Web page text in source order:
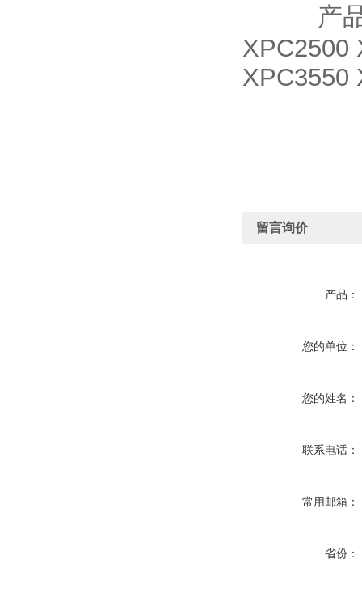
产品名
XPC2500
XPC3550
留言询价
产品：
您的单位：
您的姓名：
联系电话：
常用邮箱：
省份：